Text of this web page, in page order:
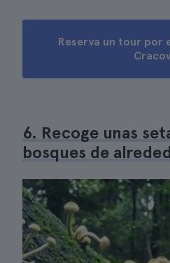
Reserva un tour por
6. Recoge unas
bosques de